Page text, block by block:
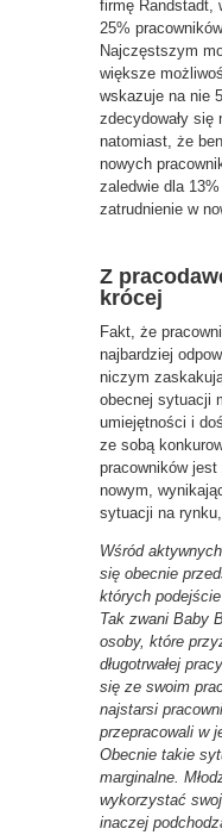
firmę Randstadt,
25%
Najczęstszym
większe
wskazuje na nie
zdecydowały
natomiast, że
nowych
zaledwie dla
zatrudnienie w
Z
krócej
Fakt, że
najbardziej
niczym
obecnej sytuacji
umiejętności i
ze sobą
pracowników
nowym,
sytuacji na
Wśród
się obecnie
których
Tak zwani Baby
osoby, które
długotrwałej
się ze swoim
najstarsi
przepracowali w
Obecnie takie
marginalne.
wykorzystać
inaczej